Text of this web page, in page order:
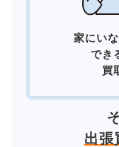
家にい
でき
買
出張